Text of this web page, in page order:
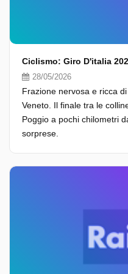
28/05/2026
Frazione nervosa e ricca
Veneto. Il finale tra le
Poggio a pochi chilometri
sorprese.